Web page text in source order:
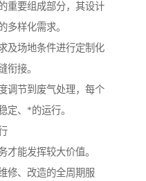
重要组成部分，其设计
多样化需求。
及场地条件进行定制化
衔接。
调节到废气处理，每个
定、*的运行。
才能发挥较大价值。
修、改造的全周期服